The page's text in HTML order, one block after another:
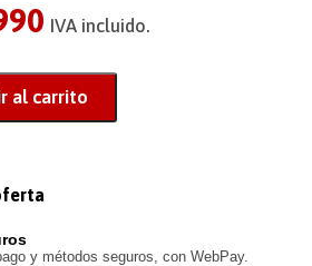
IVA incluido.
al carrito
y métodos seguros, con WebPay.